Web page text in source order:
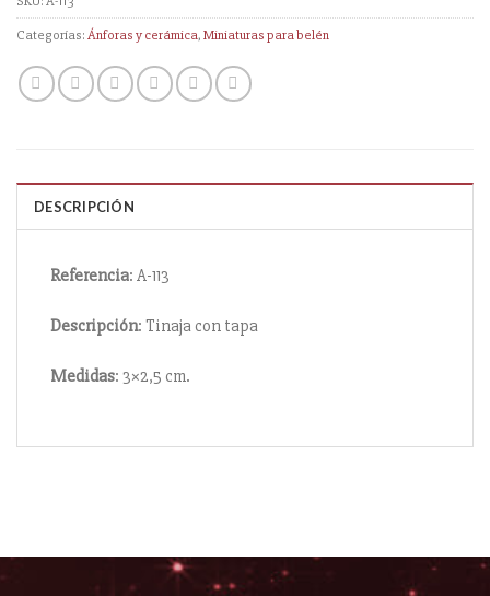
Categorías:Ánforas y cerámica,Miniaturas para belén
DESCRIPCIÓN
Referencia: A-113
Descripción: Tinaja con tapa
Medidas: 3×2,5 cm.